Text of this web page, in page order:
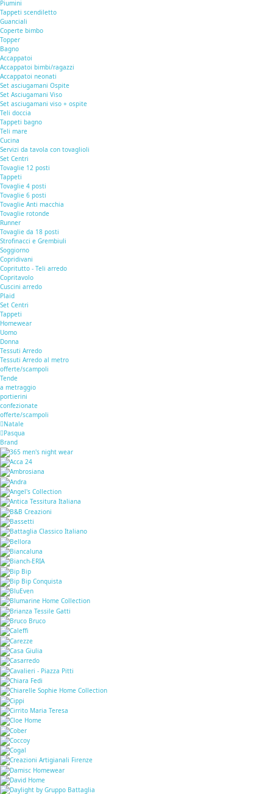
Piumini
Tappeti scendiletto
Guanciali
Coperte bimbo
Topper
Bagno
Accappatoi
Accappatoi bimbi/ragazzi
Accappatoi neonati
Set asciugamani Ospite
Set Asciugamani Viso
Set asciugamani viso + ospite
Teli doccia
Tappeti bagno
Teli mare
Cucina
Servizi da tavola con tovaglioli
Set Centri
Tovaglie 12 posti
Tappeti
Tovaglie 4 posti
Tovaglie 6 posti
Tovaglie Anti macchia
Tovaglie rotonde
Runner
Tovaglie da 18 posti
Strofinacci e Grembiuli
Soggiorno
Copridivani
Copritutto - Teli arredo
Copritavolo
Cuscini arredo
Plaid
Set Centri
Tappeti
Homewear
Uomo
Donna
Tessuti Arredo
Tessuti Arredo al metro
offerte/scampoli
Tende
a metraggio
portierini
confezionate
offerte/scampoli
Natale
Pasqua
Brand